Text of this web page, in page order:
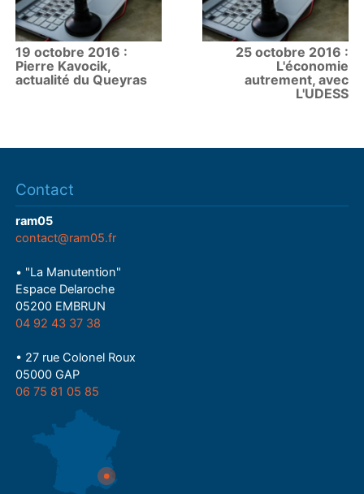
19 octobre 2016 :
Pierre Kavocik,
actualité du Queyras
25 octobre 2016 :
L'économie
autrement, avec
L'UDESS
Contact
ram05
contact@ram05.fr
• "La Manutention"
Espace Delaroche
05200 EMBRUN
04 92 43 37 38
• 27 rue Colonel Roux
05000 GAP
06 75 81 05 85